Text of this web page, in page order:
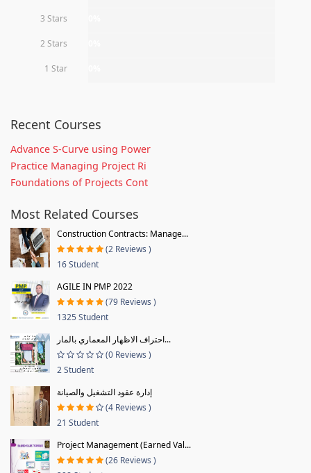
3 Stars
2 Stars
1 Star
Recent Courses
Advance S-Curve using Power
Practice Managing Project Ri
Foundations of Projects Cont
Most Related Courses
Construction Contracts: Manage...
(2 Reviews )
16 Student
AGILE IN PMP 2022
(79 Reviews )
1325 Student
احتراف الاظهار المعماري بالمار...
(0 Reviews )
2 Student
إدارة عقود التشغيل والصيانة
(4 Reviews )
21 Student
Project Management (Earned Val...
(26 Reviews )